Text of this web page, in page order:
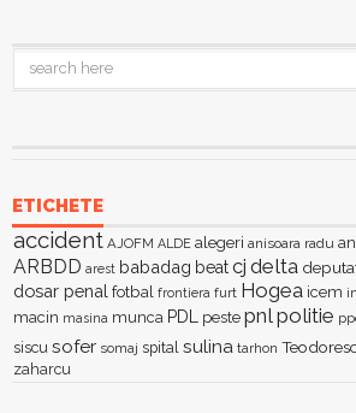
ETICHETE
accident AJOFM ALDE alegeri anisoara radu
ARBDD arest babadag beatcj delta
dosar penal fotbal frontiera furt Hogea icem
macin masina munca PDL peste pnl politie
siscu sofer somaj spital sulina tarhon
zaharcu